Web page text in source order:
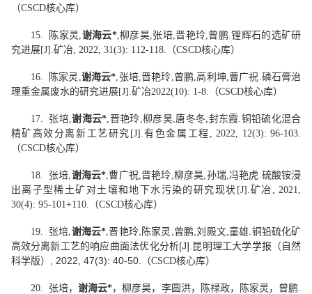
（CSCD核心库）
15. 陈家灵 ,谢海云*,柳彦昊,张培,晋艳玲,曾鹏.锂辉石的选矿研
究进展[J].矿冶, 2022, 31(3): 112-118. （CSCD核心库）
16. 陈家灵 谢海云* 张培, 晋艳玲 曾鹏 高利坤 曹广祝 磷石膏治
理重金属废水的研究进展[J]. 矿冶2022(10): 1-8. （CSCD核心库）
17. 张培 谢海云* 晋艳玲 柳彦昊, 唐冬冬 封东霞 铜铅硫化混合
精矿高效分离新工艺研究 [J]. 有色金属工程
, 2022, 12(3): 96-103.
（CSCD核心库）
18. 张培 谢海云* 曹广祝 晋艳玲 柳彦昊 孙瑞, 冯艳虎 硫酸铵浸
出离子型稀土矿对土壤和地下水污染的研究现状 [J]. 矿冶
, 2021,
30(4): 95-101+110.
（CSCD核心库）
19. 张培 谢海云* ,晋艳玲, 陈家灵 曾鹏 ,刘殿文, 童雄 铜铅硫化矿
高效分离新工艺的响应曲面法优化分析[J]. 昆明理工大学学报（自然
科学版）
, 2022, 47(3): 40-50. （CSCD核心库）
20. 张培， 谢海云*，柳彦昊，李圆洪，陈禄政，陈家灵，曾鹏